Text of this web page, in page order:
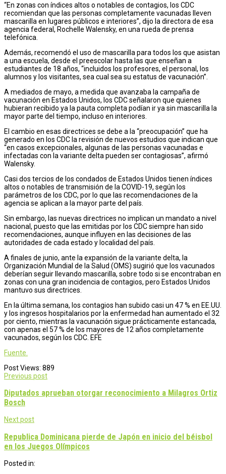
“En zonas con índices altos o notables de contagios, los CDC
recomiendan que las personas completamente vacunadas lleven
mascarilla en lugares públicos e interiores”, dijo la directora de esa
agencia federal, Rochelle Walensky, en una rueda de prensa
telefónica.
Además, recomendó el uso de mascarilla para todos los que asistan
a una escuela, desde el preescolar hasta las que enseñan a
estudiantes de 18 años, “incluidos los profesores, el personal, los
alumnos y los visitantes, sea cual sea su estatus de vacunación”.
A mediados de mayo, a medida que avanzaba la campaña de
vacunación en Estados Unidos, los CDC señalaron que quienes
hubieran recibido ya la pauta completa podían ir ya sin mascarilla la
mayor parte del tiempo, incluso en interiores.
El cambio en esas directrices se debe a la “preocupación” que ha
generado en los CDC la revisión de nuevos estudios que indican que
“en casos excepcionales, algunas de las personas vacunadas e
infectadas con la variante delta pueden ser contagiosas”, afirmó
Walensky.
Casi dos tercios de los condados de Estados Unidos tienen índices
altos o notables de transmisión de la COVID-19, según los
parámetros de los CDC, por lo que las recomendaciones de la
agencia se aplican a la mayor parte del país.
Sin embargo, las nuevas directrices no implican un mandato a nivel
nacional, puesto que las emitidas por los CDC siempre han sido
recomendaciones, aunque influyen en las decisiones de las
autoridades de cada estado y localidad del país.
A finales de junio, ante la expansión de la variante delta, la
Organización Mundial de la Salud (OMS) sugirió que los vacunados
deberían seguir llevando mascarilla, sobre todo si se encontraban en
zonas con una gran incidencia de contagios, pero Estados Unidos
mantuvo sus directrices.
En la última semana, los contagios han subido casi un 47 % en EE.UU.
y los ingresos hospitalarios por la enfermedad han aumentado el 32
por ciento, mientras la vacunación sigue prácticamente estancada,
con apenas el 57 % de los mayores de 12 años completamente
vacunados, según los CDC. EFE
Fuente.
Post Views: 889
Post
navigation
Previous post
Diputados aprueban otorgar reconocimiento a Milagros Ortiz
Bosch
Next post
Republica Dominicana pierde de Japón en inicio del béisbol
en los Juegos Olímpicos
Posted in: